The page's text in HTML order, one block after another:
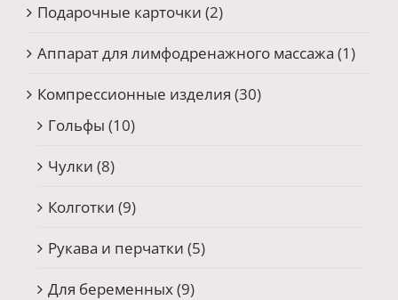
Подарочные карточки (2)
Аппарат для лимфодренажного массажа (1)
Компрессионные изделия (30)
Гольфы (10)
Чулки (8)
Колготки (9)
Рукава и перчатки (5)
Для беременных (9)